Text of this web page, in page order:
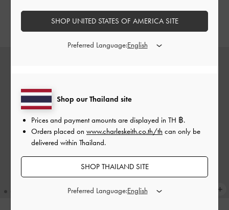
฿990.00
Shop our Thailand site
Prices and payment amounts are displayed in TH ฿.
Orders placed on www.charleskeith.co.th/th can only be
delivered within Thailand.
SHOP THAILAND SITE
Preferred Language:
SHOP UNITED STATES OF AMERICA SITE
Preferred Language: